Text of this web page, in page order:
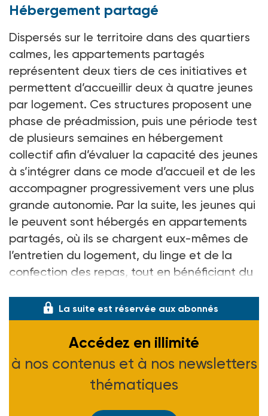
Hébergement partagé
Dispersés sur le territoire dans des quartiers
calmes, les appartements partagés
représentent deux tiers de ces initiatives et
permettent d’accueillir deux à quatre jeunes
par logement. Ces structures proposent une
phase de préadmission, puis une période test
de plusieurs semaines en hébergement
collectif afin d’évaluer la capacité des jeunes
à s’intégrer dans ce mode d’accueil et de les
accompagner progressivement vers une plus
grande autonomie. Par la suite, les jeunes qui
le peuvent sont hébergés en appartements
partagés, où ils se chargent eux-mêmes de
l’entretien du logement, du linge et de la
confection des repas, tout en bénéficiant du
La suite est réservée aux abonnés
Accédez en illimité
à nos contenus et à nos newsletters
thématiques